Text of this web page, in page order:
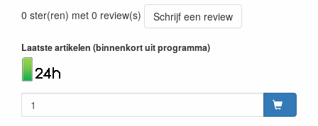
0 ster(ren) met 0 review(s)
Schrijf een review
Laatste artikelen (binnenkort uit programma)